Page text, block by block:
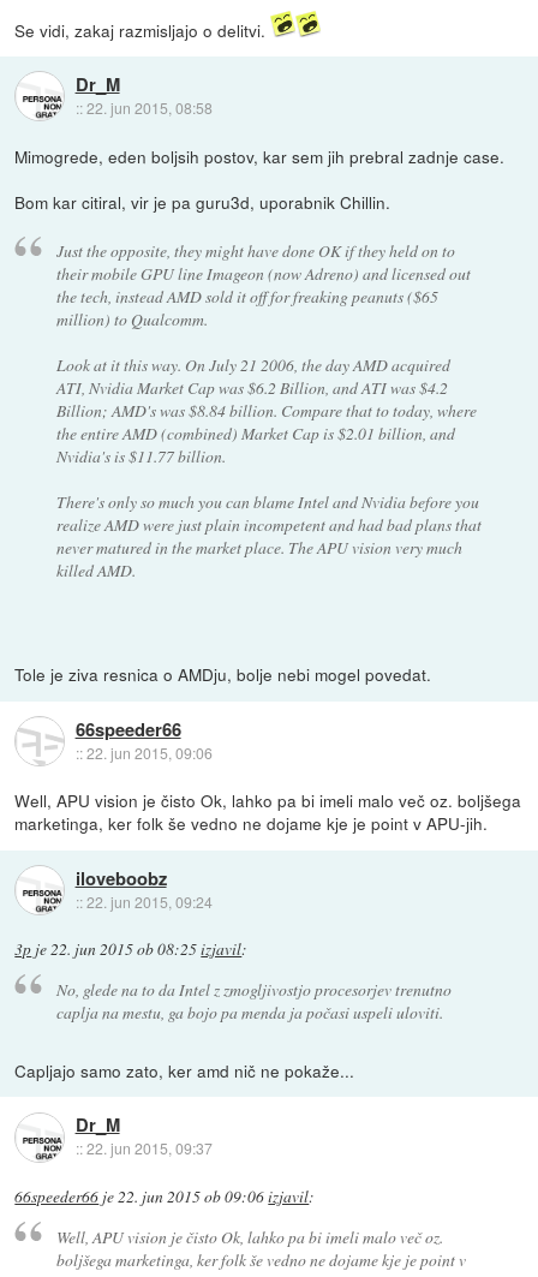
Se vidi, zakaj razmisljajo o delitvi.
Dr_M
::22. jun 2015, 08:58
Mimogrede, eden boljsih postov, kar sem jih prebral zadnje case.
Bom kar citiral, vir je pa guru3d, uporabnik Chillin.
Just the opposite, they might have done OK if they held on to
their mobile GPU line Imageon (now Adreno) and licensed out
the tech, instead AMD sold it off for freaking peanuts ($65
million) to Qualcomm.
Look at it this way. On July 21 2006, the day AMD acquired
ATI, Nvidia Market Cap was $6.2 Billion, and ATI was $4.2
Billion; AMD's was $8.84 billion. Compare that to today, where
the entire AMD (combined) Market Cap is $2.01 billion, and
Nvidia's is $11.77 billion.
There's only so much you can blame Intel and Nvidia before you
realize AMD were just plain incompetent and had bad plans that
never matured in the market place. The APU vision very much
killed AMD.
Tole je ziva resnica o AMDju, bolje nebi mogel povedat.
66speeder66
::22. jun 2015, 09:06
Well, APU vision je čisto Ok, lahko pa bi imeli malo več oz. boljšega
marketinga, ker folk še vedno ne dojame kje je point v APU-jih.
iloveboobz
::22. jun 2015, 09:24
3p je22. jun 2015 ob 08:25izjavil:
No, glede na to da Intel z zmogljivostjo procesorjev trenutno
caplja na mestu, ga bojo pa menda ja počasi uspeli uloviti.
Capljajo samo zato, ker amd nič ne pokaže...
Dr_M
::22. jun 2015, 09:37
66speeder66 je22. jun 2015 ob 09:06izjavil:
Well, APU vision je čisto Ok, lahko pa bi imeli malo več oz.
boljšega marketinga, ker folk še vedno ne dojame kje je point v